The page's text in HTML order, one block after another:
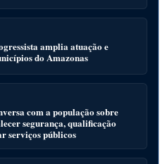
amplia atuação e
do Amazonas
com a população sobre
segurança, qualificação
serviços públicos